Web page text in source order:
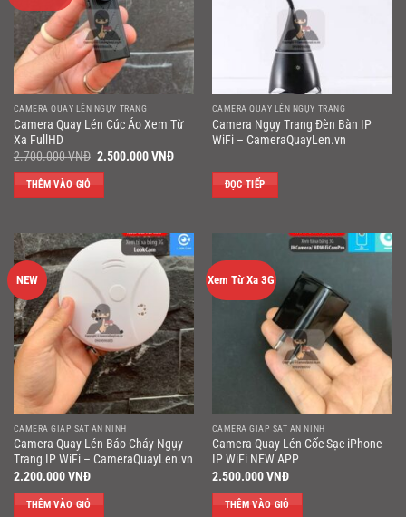
CAMERA QUAY LÉN NGỤY TRANG
Camera Quay Lén Cúc Áo Xem Từ
Xa FullHD
2.700.000VNĐ Giá
2.500.000VNĐGiá
2.500.000 VNĐ.
THÊM VÀO GIỎ
CAMERA QUAY LÉN NGỤY TRANG
Camera Ngụy Trang Đèn Bàn IP
WiFi – CameraQuayLen.vn
ĐỌC TIẾP
NEW
CAMERA GIÁP SÁT AN NINH
Camera Quay Lén Báo Cháy Ngụy
Trang IP WiFi – CameraQuayLen.vn
2.200.000VNĐ
THÊM VÀO GIỎ
Xem Từ Xa 3G
CAMERA GIÁP SÁT AN NINH
Camera Quay Lén Cốc Sạc iPhone
IP WiFi NEW APP
2.500.000VNĐ
THÊM VÀO GIỎ